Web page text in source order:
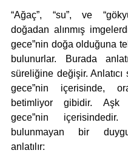
“Ağaç”, “su”, ve
doğadan alınmış
gece”nin doğa olduğuna
bulunurlar. Burada
süreliğine değişir. Anlatıcı
gece”nin içerisinde,
betimliyor gibidir. Aşk
gece”nin
bulunmayan bir
anlatılır: